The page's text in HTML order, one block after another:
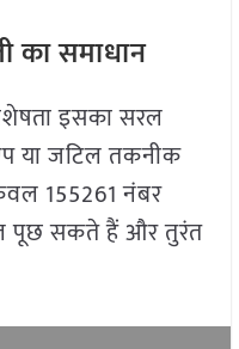
का समाधान
इसका सरल
या जटिल तकनीक
155261 नंबर
पूछ सकते हैं और तुरंत